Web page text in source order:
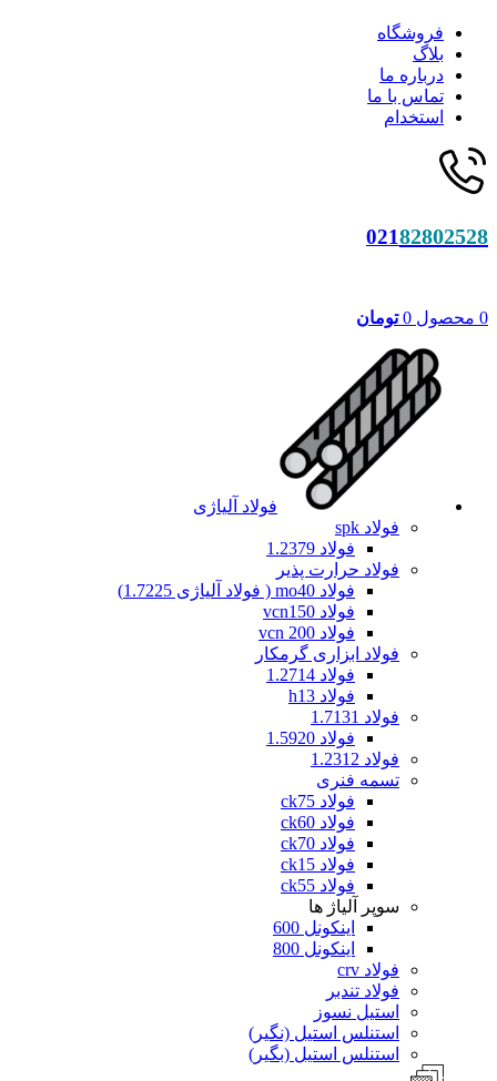
فروشگاه
بلاگ
درباره ما
تماس با ما
استخدام
02182802528
0 محصول 0 تومان
فولاد آلیاژی
فولاد spk
فولاد 1.2379
فولاد حرارت پذیر
فولاد mo40 ( فولاد آلیاژی 1.7225)
فولاد vcn150
فولاد vcn 200
فولاد ابزاری گرمکار
فولاد 1.2714
فولاد h13
فولاد 1.7131
فولاد 1.5920
فولاد 1.2312
تسمه فنری
فولاد ck75
فولاد ck60
فولاد ck70
فولاد ck15
فولاد ck55
سوپر آلیاژ ها
اینکونل 600
اینکونل 800
فولاد crv
فولاد تندبر
استیل نسوز
استنلس استیل (نگیر)
استنلس استیل (بگیر)